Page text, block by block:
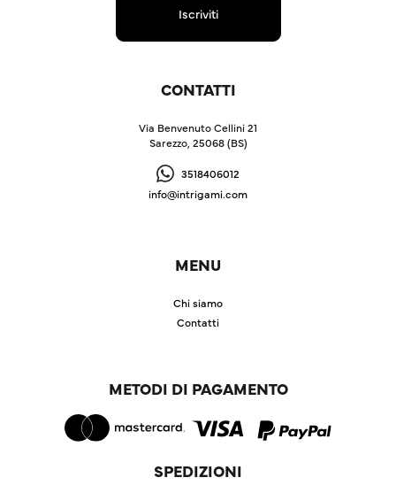
Iscriviti
CONTATTI
Via Benvenuto Cellini 21
Sarezzo, 25068 (BS)
3518406012
info@intrigami.com
MENU
Chi siamo
Contatti
METODI DI PAGAMENTO
SPEDIZIONI